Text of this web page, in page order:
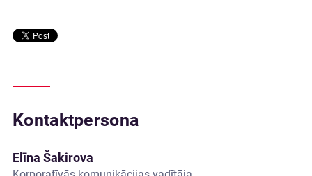
Kontaktpersona
Elīna Šakirova